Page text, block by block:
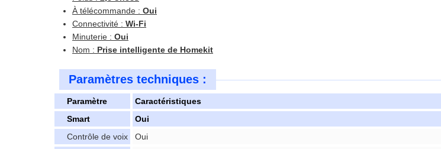
À télécommande : Oui
Connectivité : Wi-Fi
Minuterie : Oui
Nom : Prise intelligente de Homekit
Paramètres techniques :
Paramètre
Caractéristiques
Smart
Oui
Contrôle de voix
Oui